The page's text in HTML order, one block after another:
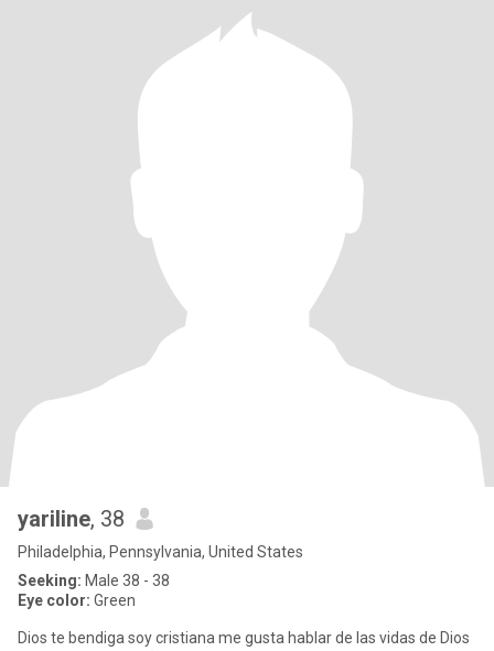
yariline, 38
Philadelphia, Pennsylvania, United States
Seeking: Male 38 - 38
Eye color: Green
Dios te bendiga soy cristiana me gusta hablar de las vidas de Dios